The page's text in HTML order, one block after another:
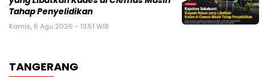
Tahap Penyelidikan
Kamis, 6 Agu 2026 - 13:51 WIB
TANGERANG